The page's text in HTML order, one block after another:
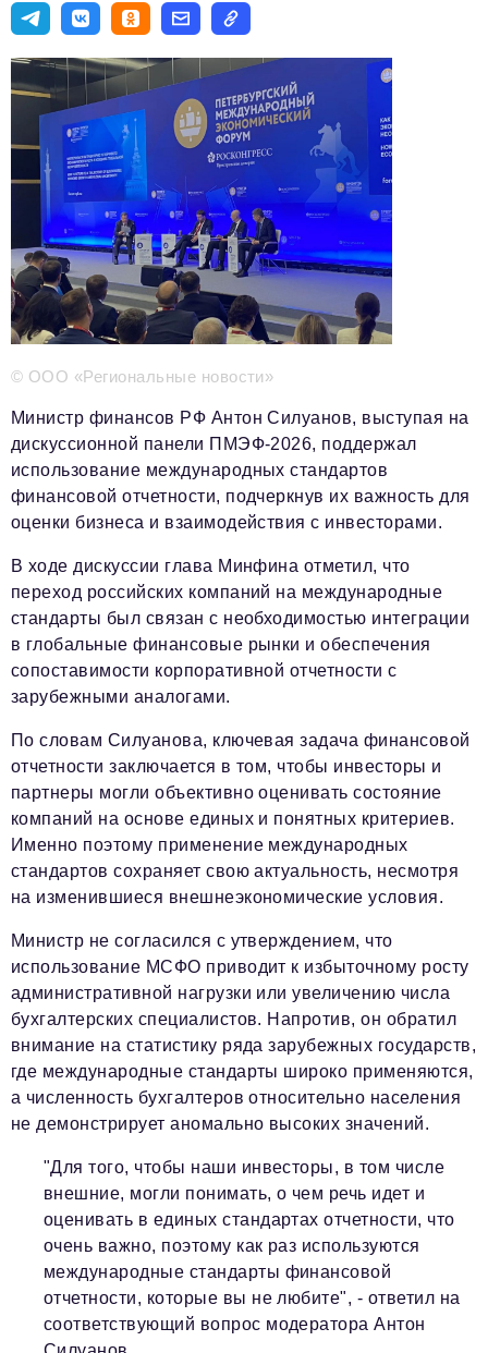
Видео
Телефон редакции:+7 495 727-01-67
Электронные почты редакции:
Информационный отдел
info@business-magazine.online
Отдел рекламы
reklama@business-magazine.online
Отдел распространения/редакционная подписка
podpiska@business-magazine.online
Отдел по работе с партнерами
partner@business-magazine.online
© ООО «Региональные новости»
Министр финансов РФ Антон Силуанов, выступая на
дискуссионной панели ПМЭФ-2026, поддержал
использование международных стандартов
финансовой отчетности, подчеркнув их важность для
оценки бизнеса и взаимодействия с инвесторами.
В ходе дискуссии глава Минфина отметил, что
переход российских компаний на международные
стандарты был связан с необходимостью интеграции
в глобальные финансовые рынки и обеспечения
сопоставимости корпоративной отчетности с
зарубежными аналогами.
По словам Силуанова, ключевая задача финансовой
отчетности заключается в том, чтобы инвесторы и
партнеры могли объективно оценивать состояние
компаний на основе единых и понятных критериев.
Именно поэтому применение международных
стандартов сохраняет свою актуальность, несмотря
на изменившиеся внешнеэкономические условия.
Министр не согласился с утверждением, что
использование МСФО приводит к избыточному росту
административной нагрузки или увеличению числа
бухгалтерских специалистов. Напротив, он обратил
внимание на статистику ряда зарубежных государств,
где международные стандарты широко применяются,
а численность бухгалтеров относительно населения
не демонстрирует аномально высоких значений.
"Для того, чтобы наши инвесторы, в том числе
внешние, могли понимать, о чем речь идет и
оценивать в единых стандартах отчетности, что
очень важно, поэтому как раз используются
международные стандарты финансовой
отчетности, которые вы не любите", - ответил на
соответствующий вопрос модератора Антон